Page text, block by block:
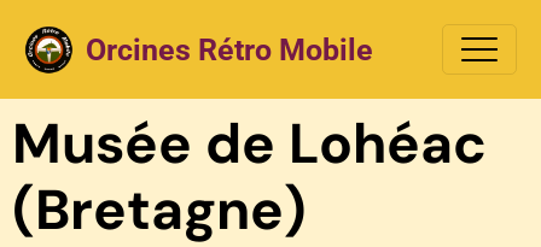
Orcines Rétro Mobile
Musée de Lohéac
(Bretagne)